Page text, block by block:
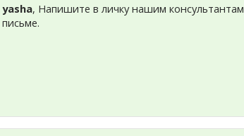
yasha, Напишите в личку нашим консультантам
письме.